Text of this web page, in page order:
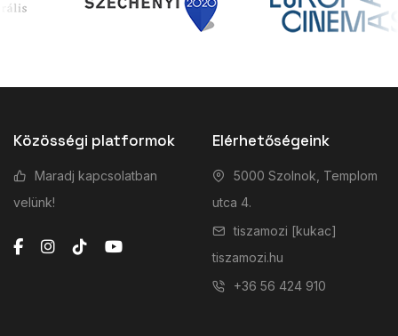
Közösségi platformok
Maradj kapcsolatban
velünk!
Elérhetőségeink
5000 Szolnok, Templom
utca 4.
tiszamozi [kukac]
tiszamozi.hu
+36 56 424 910